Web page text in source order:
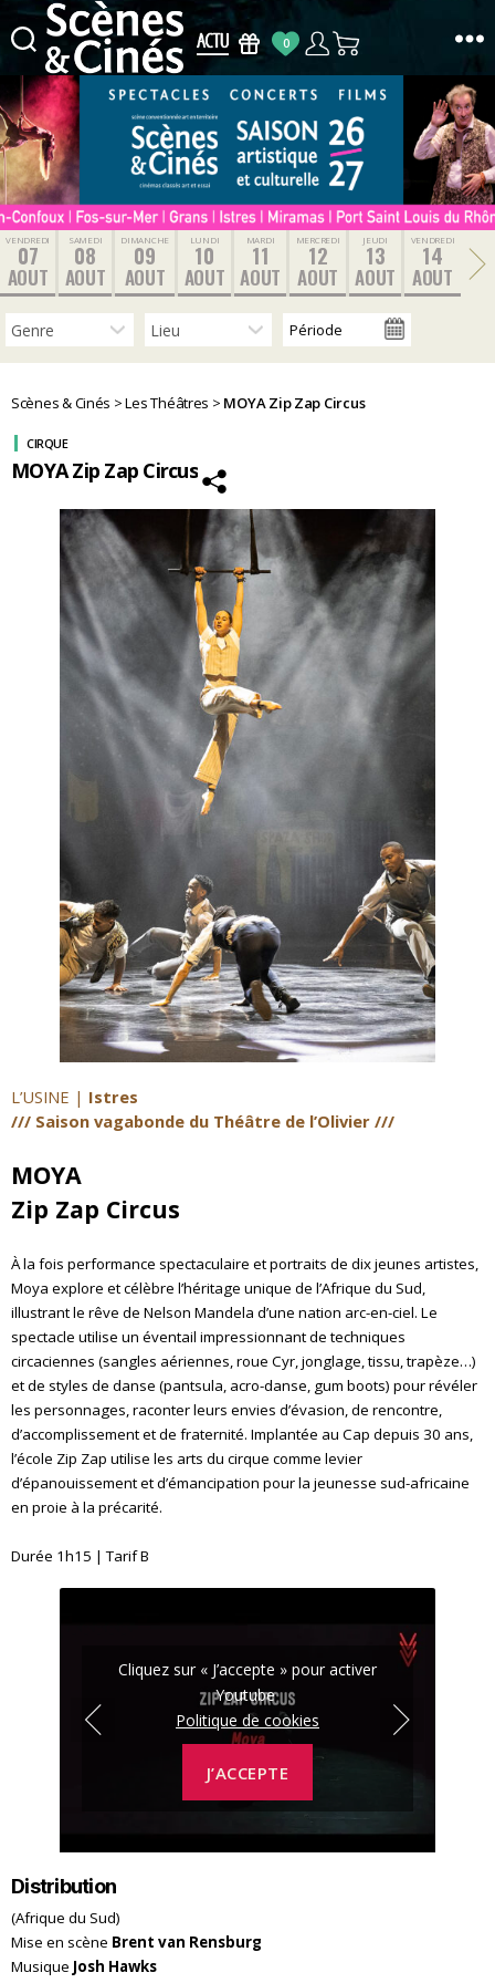
Scènes
Cinés
0
VENDREDI
07
AOUT
SAMEDI
08
AOUT
DIMANCHE
09
AOUT
LUNDI
10
AOUT
MARDI
11
AOUT
MERCREDI
12
AOUT
JEUDI
13
AOUT
VENDREDI
14
AOUT
Scènes & Cinés >Les Théâtres > MOYA Zip Zap Circus
MOYA Zip Zap Circus
CIRQUE
L’USINE | Istres
/// Saison vagabonde du Théâtre de l’Olivier ///
MOYA
Zip Zap Circus
À la fois performance spectaculaire et portraits de dix jeunes artistes,
Moya explore et célèbre l’héritage unique de l’Afrique du Sud,
illustrant le rêve de Nelson Mandela d’une nation arc-en-ciel. Le
spectacle utilise un éventail impressionnant de techniques
circaciennes (sangles aériennes, roue Cyr, jonglage, tissu, trapèze…)
et de styles de danse (pantsula, acro-danse, gum boots) pour révéler
les personnages, raconter leurs envies d’évasion, de rencontre,
d’accomplissement et de fraternité. Implantée au Cap depuis 30 ans,
l’école Zip Zap utilise les arts du cirque comme levier
d’épanouissement et d’émancipation pour la jeunesse sud-africaine
en proie à la précarité.
Durée 1h15 | Tarif B
Cliquez sur « J’accepte » pour activer
Youtube
Politique de cookies
J’ACCEPTE
Distribution
(Afrique du Sud)
Mise en scène Brent van Rensburg
Musique Josh Hawks